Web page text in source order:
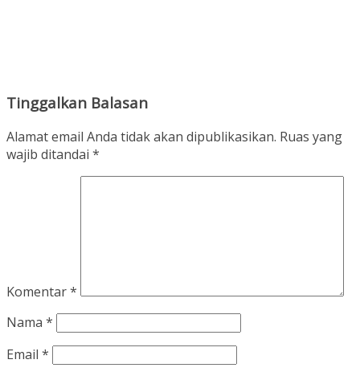
Tinggalkan Balasan
Alamat email Anda tidak akan dipublikasikan. Ruas yang
wajib ditandai *
Komentar*
Nama *
Email *